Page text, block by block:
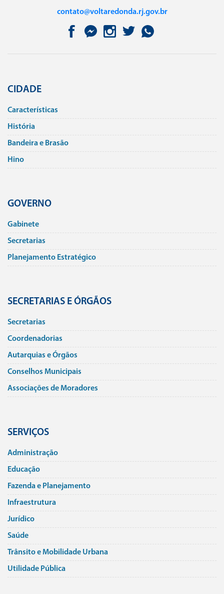
contato@voltaredonda.rj.gov.br
CIDADE
Caracterí­sticas
História
Bandeira e Brasão
Hino
GOVERNO
Gabinete
Secretarias
Planejamento Estratégico
SECRETARIAS E ÓRGÃOS
Secretarias
Coordenadorias
Autarquias e Órgãos
Conselhos Municipais
Associações de Moradores
SERVIÇOS
Administração
Educação
Fazenda e Planejamento
Infraestrutura
Jurí­dico
Saúde
Trânsito e Mobilidade Urbana
Utilidade Pública